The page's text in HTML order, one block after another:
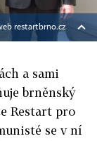
restartbrno.cz
a sami
brněnský
Restart pro
se v ní